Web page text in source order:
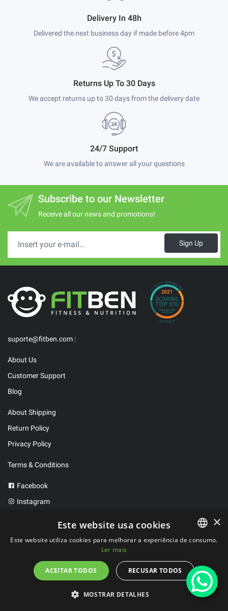
Delivery In 48h
Delivered the next business day if made before 4pm
Returns Up To 30 Days
We accept returns up to 30 days from the delivery date
24/7 Support
We are available to answer all your questions
Subscribe to our Newsletter
Receive all our news and promotions!
Sign Up
suporte@fitben.com |
About Us
Customer Support
Blog
About Shipping
Return Policy
Privacy Policy
Terms & Conditions
Facebook
Instagram
FitBen. All rights reserved.
Developed by WeLove Studio SPANISH
×
Este website usa cookies
Este website utiliza cookies para melhorar a experiência de consumo.
Ler mais
ACEITAR TODOS RECUSAR TODOS
MOSTRAR DETALHES